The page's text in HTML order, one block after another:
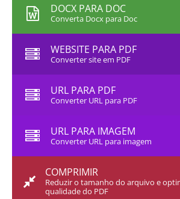
DOCX PARA DOC
Converta Docx para Doc
WEBSITE PARA PDF
Converter site em PDF
URL PARA PDF
Converter URL para PDF
URL PARA IMAGEM
Converter URL para imagem
COMPRIMIR
Reduzir o tamanho do arquivo e
qualidade do PDF